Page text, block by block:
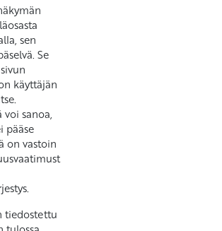
sen
Se
käyttäjän
voi sanoa,
pääse
on vastoin
tiedostettu